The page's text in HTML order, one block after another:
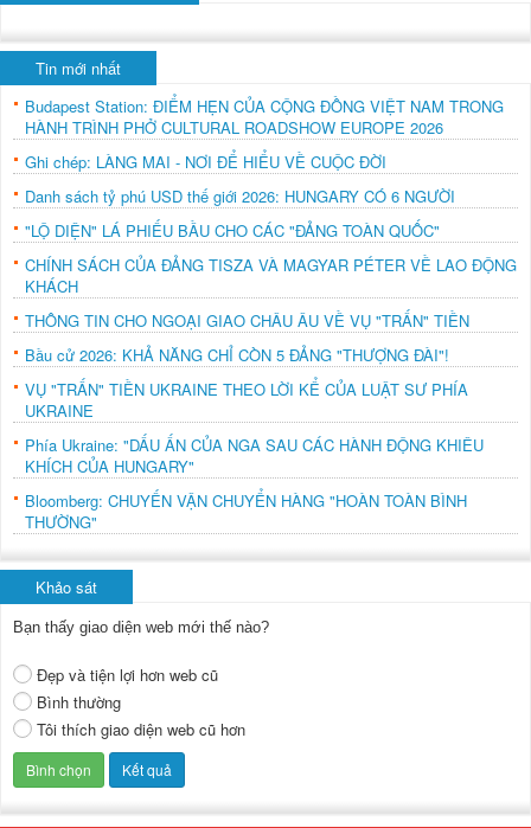
Tin mới nhất
Budapest Station: ĐIỂM HẸN CỦA CỘNG ĐỒNG VIỆT NAM TRONG
HÀNH TRÌNH PHỞ CULTURAL ROADSHOW EUROPE 2026
Ghi chép: LÀNG MAI - NƠI ĐỂ HIỂU VỀ CUỘC ĐỜI
Danh sách tỷ phú USD thế giới 2026: HUNGARY CÓ 6 NGƯỜI
"LỘ DIỆN" LÁ PHIẾU BẦU CHO CÁC "ĐẢNG TOÀN QUỐC"
CHÍNH SÁCH CỦA ĐẢNG TISZA VÀ MAGYAR PÉTER VỀ LAO ĐỘNG
KHÁCH
THÔNG TIN CHO NGOẠI GIAO CHÂU ÂU VỀ VỤ "TRẤN" TIỀN
Bầu cử 2026: KHẢ NĂNG CHỈ CÒN 5 ĐẢNG "THƯỢNG ĐÀI"!
VỤ "TRẤN" TIỀN UKRAINE THEO LỜI KỂ CỦA LUẬT SƯ PHÍA
UKRAINE
Phía Ukraine: "DẤU ẤN CỦA NGA SAU CÁC HÀNH ĐỘNG KHIÊU
KHÍCH CỦA HUNGARY"
Bloomberg: CHUYẾN VẬN CHUYỂN HÀNG "HOÀN TOÀN BÌNH
THƯỜNG"
Khảo sát
Bạn thấy giao diện web mới thế nào?
Đẹp và tiện lợi hơn web cũ
Bình thường
Tôi thích giao diện web cũ hơn